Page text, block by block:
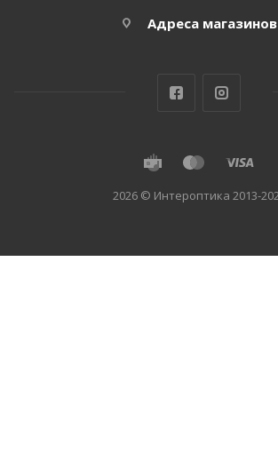
Адреса магазинов
2026 © Интероптика 2013-